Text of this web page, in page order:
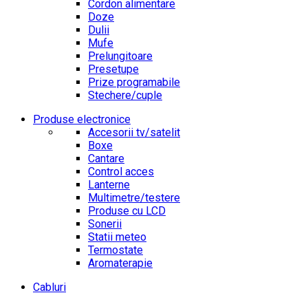
Cordon alimentare
Doze
Dulii
Mufe
Prelungitoare
Presetupe
Prize programabile
Stechere/cuple
Produse electronice
Accesorii tv/satelit
Boxe
Cantare
Control acces
Lanterne
Multimetre/testere
Produse cu LCD
Sonerii
Statii meteo
Termostate
Aromaterapie
Cabluri